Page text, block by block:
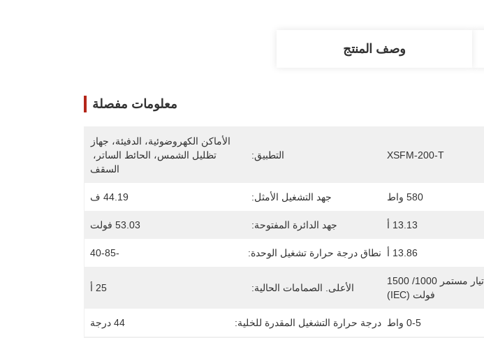
وصف المنتج
معلومات مفصلة
XSFM-200-T التطبيق:
السقف
580 واط جهد التشغيل الأمثل: 44.19 ف
13.13 أ جهد الدائرة المفتوحة: 53.03 فولت
13.86 أ نطاق درجة حرارة تشغيل الوحدة: -40-85
فولت (IEC)
الأعلى. الصمامات الحالية: 25 أ
0-5 واط درجة حرارة التشغيل المقدرة للخلية: 44 درجة